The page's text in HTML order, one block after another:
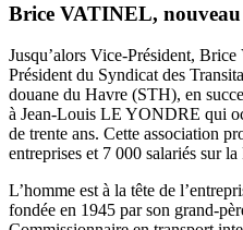
Brice VATINEL,
Jusqu’alors Vice-Président,
Président du Syndicat des
douane du Havre (STH), en
à Jean-Louis LE YONDRE qui
de trente ans. Cette association
entreprises et 7 000 salariés sur
L’homme est à la tête de
fondée en 1945 par son grand-